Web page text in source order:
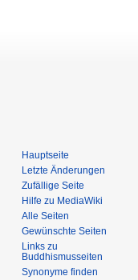
Hauptseite
Letzte Änderungen
Zufällige Seite
Hilfe zu MediaWiki
Alle Seiten
Gewünschte Seiten
Links zu
Buddhismusseiten
Synonyme finden